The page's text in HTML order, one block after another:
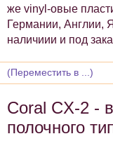
же vinyl-овые
Германии, Англии,
наличиии и под
Coral CX-2 -
полочного